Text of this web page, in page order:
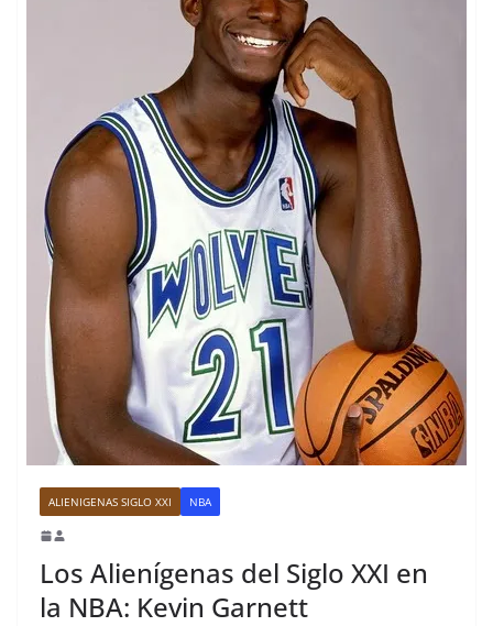
ALIENIGENAS SIGLO XXI NBA
Los Alienígenas del Siglo XXI en
la NBA: Kevin Garnett